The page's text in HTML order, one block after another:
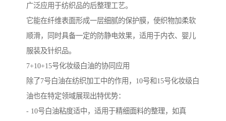
广泛应用于纺织品的后整理工艺。
它能在纤维表面形成一层细腻的保护膜，使织物加柔软
顺滑，同时具备一定的防静电效果，适用于内衣、婴儿
服装及针织品。
7+10+15号化妆级白油的协同应用
除了7号白油在纺织加工中的作用，10号和15号化妆级白
油也在特定领域展现出特优势：
- 10号白油粘度适中，适用于精细面料的整理，如真